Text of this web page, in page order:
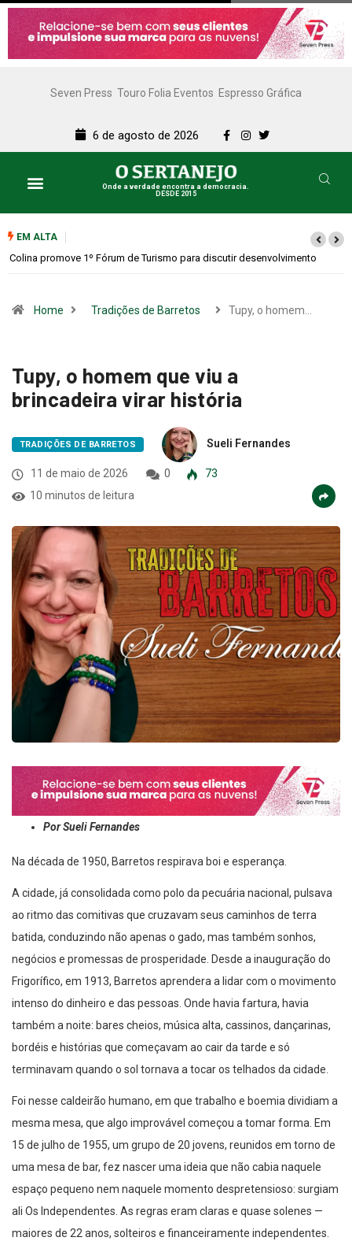
Seven Press Touro Folia Eventos Espresso Gráfica
6 de agosto de 2026
Onde a verdade encontra a democracia.
DESDE 2015
EM ALTA
Colina promove 1º Fórum de Turismo para discutir desenvolvimento
Home Tradições de Barretos Tupy, o homem…
Tupy, o homem que viu a
brincadeira virar história
TRADIÇÕES DE BARRETOS Sueli Fernandes
11 de maio de 2026 0
73
10 minutos de leitura
Por Sueli Fernandes
Na década de 1950, Barretos respirava boi e esperança.
A cidade, já consolidada como polo da pecuária nacional, pulsava
ao ritmo das comitivas que cruzavam seus caminhos de terra
batida, conduzindo não apenas o gado, mas também sonhos,
negócios e promessas de prosperidade. Desde a inauguração do
Frigorífico, em 1913, Barretos aprendera a lidar com o movimento
intenso do dinheiro e das pessoas. Onde havia fartura, havia
também a noite: bares cheios, música alta, cassinos, dançarinas,
bordéis e histórias que começavam ao cair da tarde e só
terminavam quando o sol tornava a tocar os telhados da cidade.
Foi nesse caldeirão humano, em que trabalho e boemia dividiam a
mesma mesa, que algo improvável começou a tomar forma. Em
15 de julho de 1955, um grupo de 20 jovens, reunidos em torno de
uma mesa de bar, fez nascer uma ideia que não cabia naquele
espaço pequeno nem naquele momento despretensioso: surgiam
ali Os Independentes. As regras eram claras e quase solenes —
maiores de 22 anos, solteiros e financeiramente independentes.